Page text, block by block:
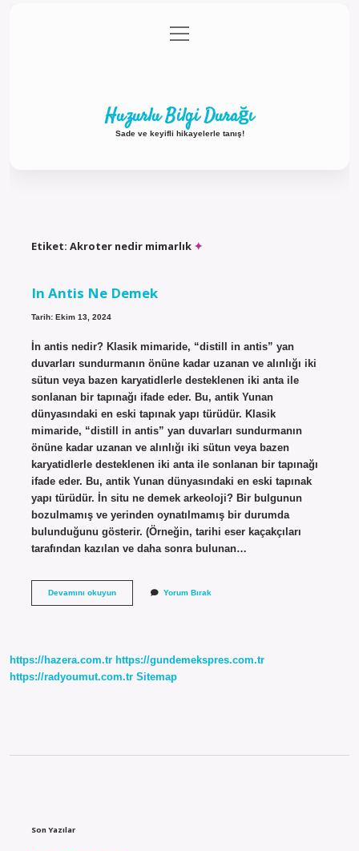
Gizlilik Politikası
menüyü
aç
Huzurlu Bilgi Durağı
Sade ve keyifli hikayelerle tanış!
Etiket: Akroter nedir mimarlık
In Antis Ne Demek
Tarih: Ekim 13, 2024
İn antis nedir? Klasik mimaride, “distill in antis” yan
duvarları sundurmanın önüne kadar uzanan ve alınlığı iki
sütun veya bazen karyatidlerle desteklenen iki anta ile
sonlanan bir tapınağı ifade eder. Bu, antik Yunan
dünyasındaki en eski tapınak yapı türüdür. Klasik
mimaride, “distill in antis” yan duvarları sundurmanın
önüne kadar uzanan ve alınlığı iki sütun veya bazen
karyatidlerle desteklenen iki anta ile sonlanan bir tapınağı
ifade eder. Bu, antik Yunan dünyasındaki en eski tapınak
yapı türüdür. İn situ ne demek arkeoloji? Bir bulgunun
bozulmamış ve yerinden oynatılmamış bir durumda
bulunduğunu gösterir. (Örneğin, tarihi eser kaçakçıları
tarafından kazılan ve daha sonra bulunan…
Devamını okuyunIn
Yorum Bırak
https://hazera.com.tr https://gundemekspres.com.tr
https://radyoumut.com.tr Sitemap
Son Yazılar